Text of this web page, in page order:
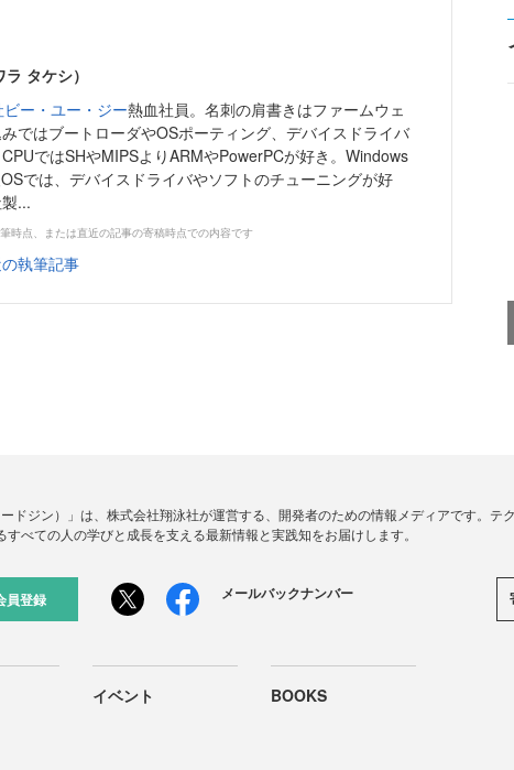
タケシ）
ー・ユー・ジー熱血社員。名刺の肩書きはファームウェ
ではブートローダやOSポーティング、デバイスドライバ
ではSHやMIPSよりARMやPowerPCが好き。Windows
では、デバイスドライバやソフトのチューニングが好
...
時点、または直近の記事の寄稿時点での内容です
執筆記事
ードジン）」は、株式会社翔泳社が運営する、開発者のための情報メディアです。
すべての人の学びと成長を支える最新情報と実践知をお届けします。
員登録 メールバックナンバー
イベント BOOKS